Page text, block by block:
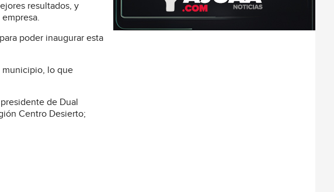
resultados, y
poder inaugurar esta
municipio, lo que
de Dual
Centro Desierto;